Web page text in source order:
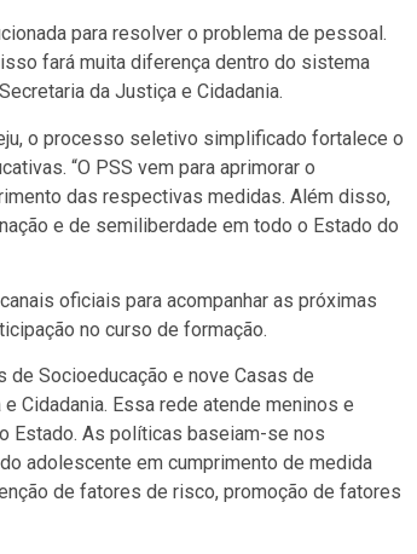
para resolver o problema de pessoal.
fará muita diferença dentro do sistema
da Justiça e Cidadania.
o processo seletivo simplificado fortalece o
“O PSS vem para aprimorar o
das respectivas medidas. Além disso,
e de semiliberdade em todo o Estado do
oficiais para acompanhar as próximas
no curso de formação.
de Socioeducação e nove Casas de
Cidadania. Essa rede atende meninos e
Estado. As políticas baseiam-se nos
adolescente em cumprimento de medida
de fatores de risco, promoção de fatores